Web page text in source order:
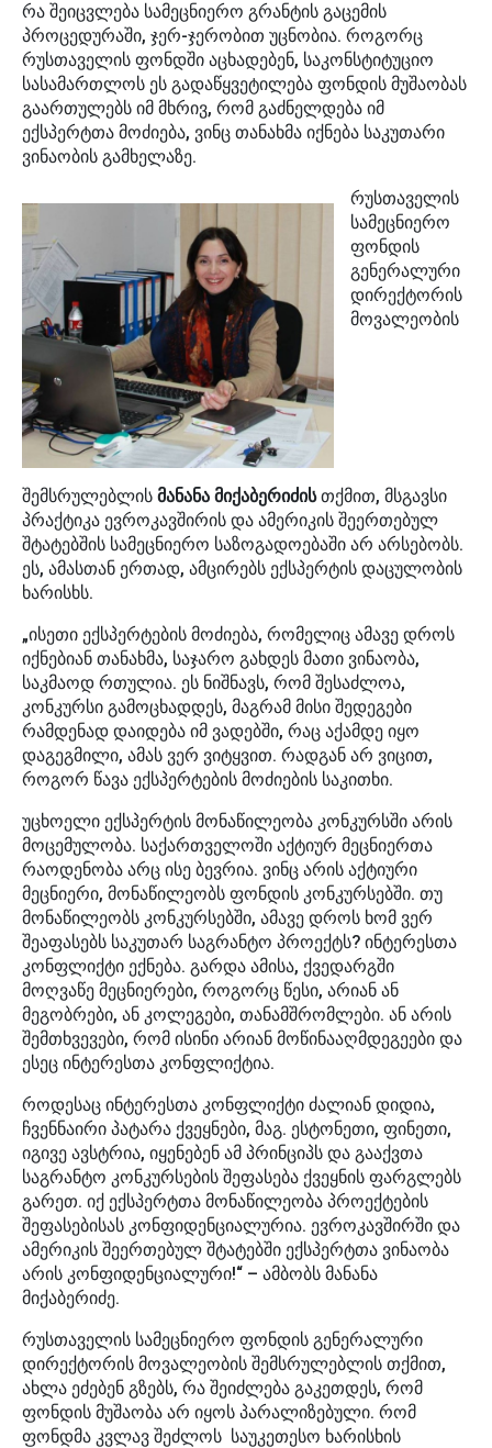
რა შეიცვლება სამეცნიერო გრანტის გაცემის
პროცედურაში, ჯერ-ჯერობით უცნობია. როგორც
რუსთაველის ფონდში აცხადებენ, საკონსტიტუციო
სასამართლოს ეს გადაწყვეტილება ფონდის მუშაობას
გაართულებს იმ მხრივ, რომ გაძნელდება იმ
ექსპერტთა მოძიება, ვინც თანახმა იქნება საკუთარი
ვინაობის გამხელაზე.
რუსთაველის
სამეცნიერო
ფონდის
გენერალური
დირექტორის
მოვალეობის
შემსრულებლის მანანა მიქაბერიძისთქმით, მსგავსი
პრაქტიკა ევროკავშირის და ამერიკის შეერთებულ
შტატებშის სამეცნიერო საზოგადოებაში არ არსებობს.
ეს, ამასთან ერთად, ამცირებს ექსპერტის დაცულობის
ხარისხს.
„ისეთი ექსპერტების მოძიება, რომელიც ამავე დროს
იქნებიან თანახმა, საჯარო გახდეს მათი ვინაობა,
საკმაოდ რთულია. ეს ნიშნავს, რომ შესაძლოა,
კონკურსი გამოცხადდეს, მაგრამ მისი შედეგები
რამდენად დაიდება იმ ვადებში, რაც აქამდე იყო
დაგეგმილი, ამას ვერ ვიტყვით. რადგან არ ვიცით,
როგორ წავა ექსპერტების მოძიების საკითხი.
უცხოელი ექსპერტის მონაწილეობა კონკურსში არის
მოცემულობა. საქართველოში აქტიურ მეცნიერთა
რაოდენობა არც ისე ბევრია. ვინც არის აქტიური
მეცნიერი, მონაწილეობს ფონდის კონკურსებში. თუ
მონაწილეობს კონკურსებში, ამავე დროს ხომ ვერ
შეაფასებს საკუთარ საგრანტო პროექტს? ინტერესთა
კონფლიქტი ექნება. გარდა ამისა, ქვედარგში
მოღვაწე მეცნიერები, როგორც წესი, არიან ან
მეგობრები, ან კოლეგები, თანამშრომლები. ან არის
შემთხვევები, რომ ისინი არიან მოწინააღმდეგეები და
ესეც ინტერესთა კონფლიქტია.
როდესაც ინტერესთა კონფლიქტი ძალიან დიდია,
ჩვენნაირი პატარა ქვეყნები, მაგ. ესტონეთი, ფინეთი,
იგივე ავსტრია, იყენებენ ამ პრინციპს და გააქვთა
საგრანტო კონკურსების შეფასება ქვეყნის ფარგლებს
გარეთ. იქ ექსპერტთა მონაწილეობა პროექტების
შეფასებისას კონფიდენციალურია. ევროკავშირში და
ამერიკის შეერთებულ შტატებში ექსპერტთა ვინაობა
არის კონფიდენციალური!“ – ამბობს მანანა
მიქაბერიძე.
რუსთაველის სამეცნიერო ფონდის გენერალური
დირექტორის მოვალეობის შემსრულებლის თქმით,
ახლა ეძებენ გზებს, რა შეიძლება გაკეთდეს, რომ
ფონდის მუშაობა არ იყოს პარალიზებული. რომ
ფონდმა კვლავ შეძლოს საუკეთესო ხარისხის